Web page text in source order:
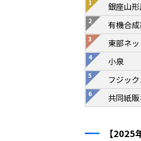
銀座山
有機合
東部ネ
小泉
フジッ
共同紙
【